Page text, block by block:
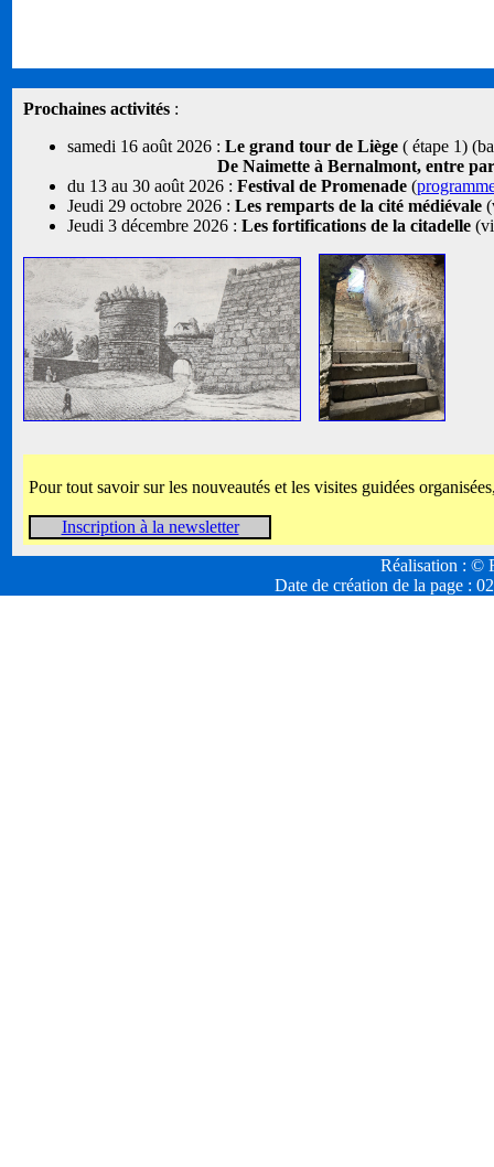
Prochaines activités :
samedi 16 août 2026 : Le grand tour de Liège ( étape 1)
De Naimette à Bernalmont, entre
du 13 au 30 août 2026 : Festival de Promenade (
Jeudi 29 octobre 2026 : Les remparts de la cité médiévale
Jeudi 3 décembre 2026 : Les fortifications de la citadelle
Pour tout savoir sur les nouveautés et les visites guidées
Inscription à la newsletter
Réalisation : ©
Date de création de la page :